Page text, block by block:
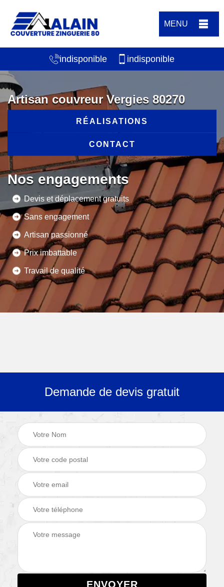
MENU
indisponible indisponible
Artisan couvreur Vergies 80270
RÉALISATIONS
CONTACT
Nos engagements
Devis et déplacement gratuits
Sans engagement
Artisan passionné
Prix imbattable
Travail de qualité
Demande de devis gratuit